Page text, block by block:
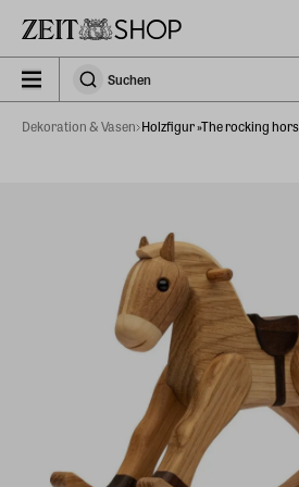
SuchenSuchen
Dekoration & Vasen Holzfigur »The rocking